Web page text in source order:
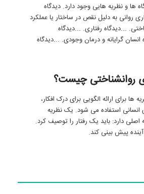
6 دیدگاه ها و نظریه هایی وجود دارد. دیدگاه
روانی به دلیل نقص در ساختار یا عملکرد
...دیدگاه رفتاری. ...دیدگاه
انسان گرایانه و درمان وجودی. ...دیدگاه
ها برای ارائه الگویی برای درک افکار،
انسانی استفاده می شود. یک نظریه
اصلی دارد: باید یک رفتار را توصیف کرد.
آینده پیش بینی کند.